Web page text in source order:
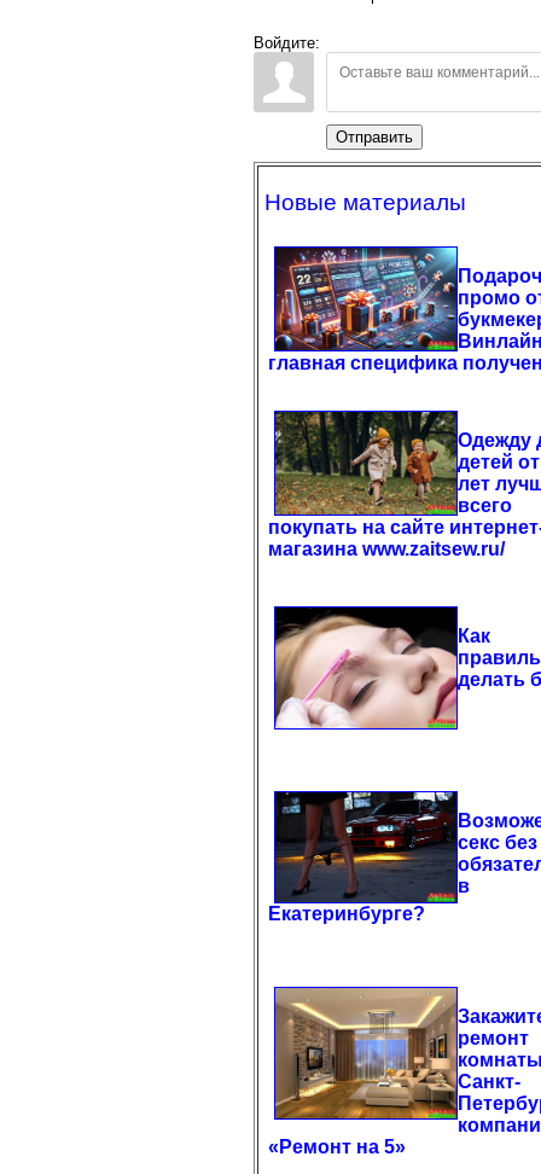
Войдите:
Отправить
Новые материалы
промо
главная специфика
Одежду
детей
лет
всего
покупать на сайте
магазина www.zaitsew.ru/
Как
делать
секс без
в
Екатеринбурге?
ремонт
Санкт-
«Ремонт на 5»